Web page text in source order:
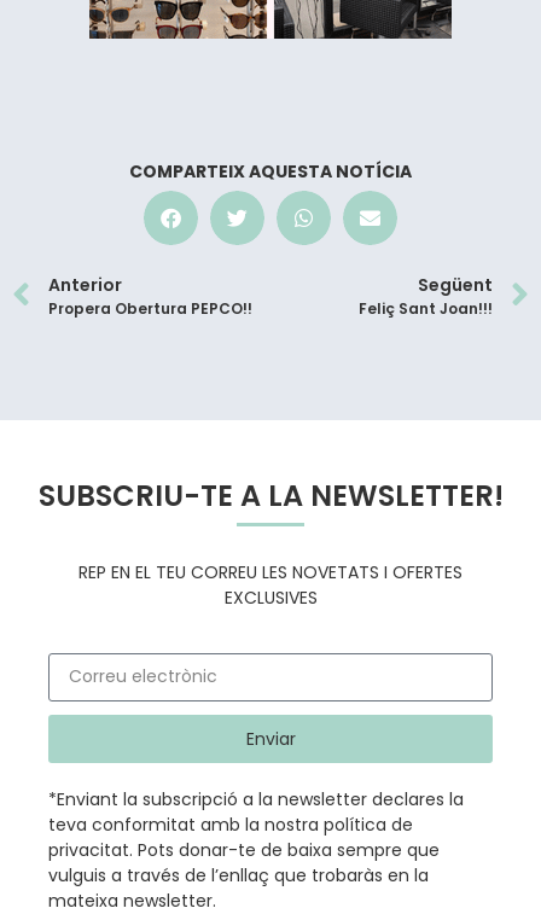
COMPARTEIX AQUESTA NOTÍCIA
Anterior
Propera Obertura PEPCO!!
Següent
Feliç Sant Joan!!!
SUBSCRIU-TE A LA NEWSLETTER!
REP EN EL TEU CORREU LES NOVETATS I OFERTES
EXCLUSIVES
Enviar
*Enviant la subscripció a la newsletter declares la
teva conformitat amb la nostra política de
privacitat. Pots donar-te de baixa sempre que
vulguis a través de l’enllaç que trobaràs en la
mateixa newsletter.